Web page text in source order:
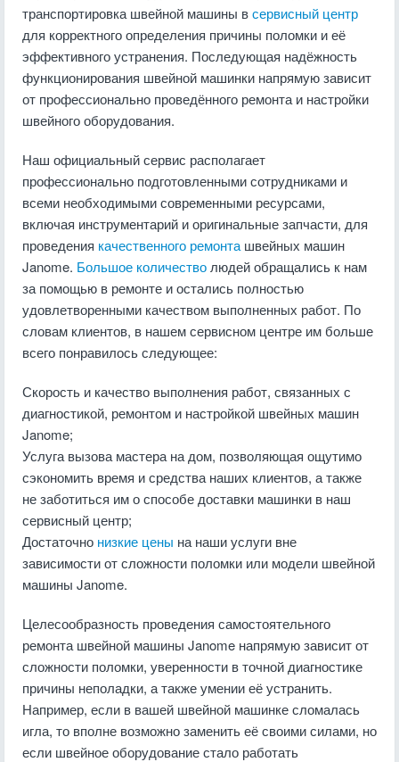
транспортировка швейной машины всервисный центр
для корректного определения причины поломки и её
эффективного устранения. Последующая надёжность
функционирования швейной машинки напрямую зависит
от профессионально проведённого ремонта и настройки
швейного оборудования.
Наш официальный сервис располагает
профессионально подготовленными сотрудниками и
всеми необходимыми современными ресурсами,
включая инструментарий и оригинальные запчасти, для
проведения качественного ремонта швейных машин
Janome. Большое количество людей обращались к нам
за помощью в ремонте и остались полностью
удовлетворенными качеством выполненных работ. По
словам клиентов, в нашем сервисном центре им больше
всего понравилось следующее:
Скорость и качество выполнения работ, связанных с
диагностикой, ремонтом и настройкой швейных машин
Janome;
Услуга вызова мастера на дом, позволяющая ощутимо
сэкономить время и средства наших клиентов, а также
не заботиться им о способе доставки машинки в наш
сервисный центр;
Достаточно низкие цены на наши услуги вне
зависимости от сложности поломки или модели швейной
машины Janome.
Целесообразность проведения самостоятельного
ремонта швейной машины Janome напрямую зависит от
сложности поломки, уверенности в точной диагностике
причины неполадки, а также умении её устранить.
Например, если в вашей швейной машинке сломалась
игла, то вполне возможно заменить её своими силами, но
если швейное оборудование стало работать